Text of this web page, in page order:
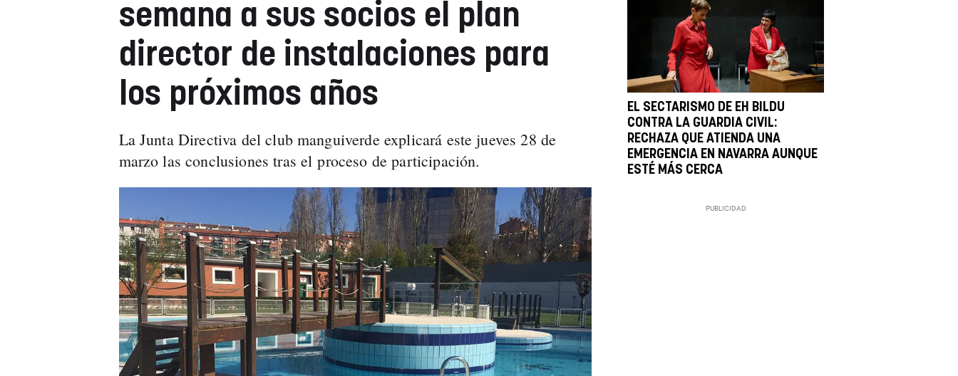
semana a sus socios el plan
director de instalaciones para
los próximos años
La Junta Directiva del club manguiverde explicará este jueves 28 de
marzo las conclusiones tras el proceso de participación.
EL SECTARISMO DE EH BILDU
CONTRA LA GUARDIA CIVIL:
RECHAZA QUE ATIENDA UNA
EMERGENCIA EN NAVARRA AUNQUE
ESTÉ MÁS CERCA